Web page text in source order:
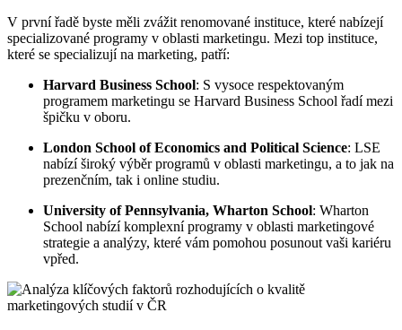
V první řadě byste měli zvážit renomované instituce, které nabízejí
specializované programy v oblasti marketingu. Mezi top instituce,
které se specializují na marketing, patří:
Harvard Business School: S vysoce respektovaným
programem marketingu se Harvard Business School řadí mezi
špičku v oboru.
London School of Economics and Political Science: LSE
nabízí široký výběr programů v oblasti marketingu, a to jak na
prezenčním, tak i online studiu.
University of Pennsylvania, Wharton School: Wharton
School nabízí komplexní programy v oblasti marketingové
strategie a analýzy, které vám pomohou posunout vaši kariéru
vpřed.